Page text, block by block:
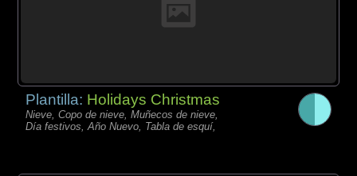
Plantilla: Holidays Christmas
Nieve, Copo de nieve, Muñecos de nieve,
Día festivos, Año Nuevo, Tabla de esquí,